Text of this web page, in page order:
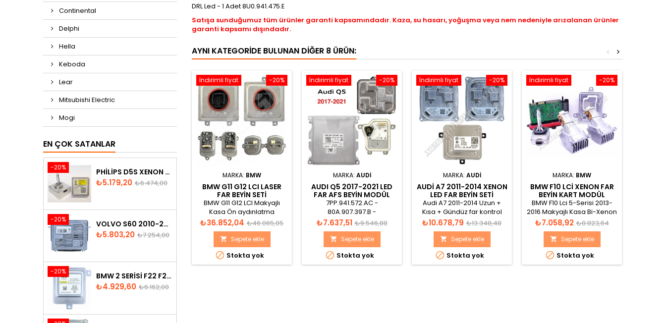
Continental
Delphi
Hella
Keboda
Lear
Mitsubishi Electric
Mogi
EN ÇOK SATANLAR
-20% PHILIPS D5S XENON AMPUL
Fiyat
₺5.179,20 Normal
₺6.474,00
-20% VOLVO S60 2010-2018 XENON FAR BEYNI 31297942
Fiyat
₺5.803,20 Normal
₺7.254,00
-20% BMW 2 SERISI F22 F23 2013-2016 XENON FAR BEYNI 7318327
Fiyat
₺4.929,60 Normal
₺6.162,00
DRL Led - 1 Adet 8U0.941.475.E
Satışa sunduğumuz tüm ürünler garanti kapsamındadır. Kaza, su hasarı, yoğuşma veya nem nedeniyle arızalanan ürünler
garanti kapsamı dışındadır.
AYNI KATEGORIDE BULUNAN DIĞER 8 ÜRÜN: >
<
-20%
İndirimli fiyat
MARKA: BMW
BMW G11 G12 LCI LASER
FAR BEYIN SETI
BMW G11 G12 LCI Makyajlı
Kasa Ön aydınlatma
elektroniği kontrol ünitesi sol
ve sağ, LED modülü, gündüz
farı sol ve sağ, LED modül
sinyal lambası/gündüz farı
sol ve sağ toplam 6 parça
beyin seti.
Fiyat
₺36.852,04 Normal
fiyat
₺46.065,05
 Sepete ekle
 Stokta yok
-20%
İndirimli fiyat
MARKA: AUDI
AUDI Q5 2017-2021 LED
FAR AFS BEYİN MODÜL
SETİ
7PP.941.572.AC -
80A.907.397.B -
80A.998.473.A (SOL) -
80A.998.474.A (SAĞ)
Fiyat
₺7.637,51 Normal
fiyat
₺9.546,88
 Sepete ekle
 Stokta yok
-20%
İndirimli fiyat
MARKA: AUDI
AUDI A7 2011-2014 XENON
LED FAR BEYİN SETİ
Audi A7 2011-2014 Uzun +
Kısa + Gündüz far kontrol
ünitesi seti 3 parça
Fiyat
₺10.678,79 Normal
fiyat
₺13.348,48
 Sepete ekle
 Stokta yok
-20%
İndirimli fiyat
MARKA: BMW
BMW F10 LCI XENON FAR
BEYIN KART MODÜL
AMPÜL SETI
BMW F10 Lci 5-Serisi 2013-
2016 Makyajlı Kasa Bi-Xenon
Far beyin ve modül takımı.
Fiyat
₺7.058,92 Normal
fiyat
₺8.823,64
 Sepete ekle
 Stokta yok